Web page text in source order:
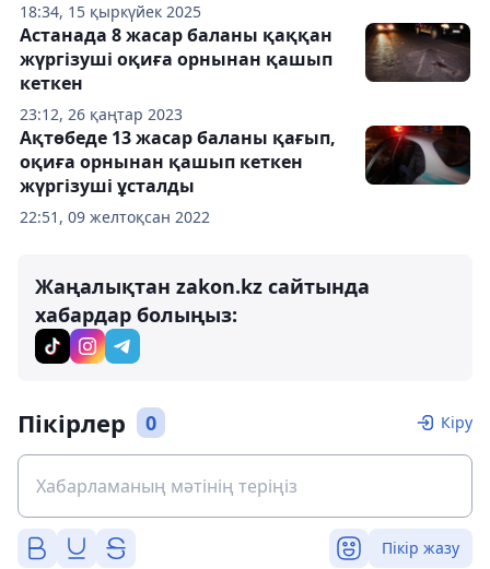
18:34, 15 қыркүйек 2025
23:12, 26 қаңтар 2023
Астанада 8 жасар баланы қаққан
жүргізуші оқиға орнынан қашып
кеткен
22:51, 09 желтоқсан 2022
Ақтөбеде 13 жасар баланы қағып,
оқиға орнынан қашып кеткен
жүргізуші ұсталды
Жаңалықтан zakon.kz сайтында
хабардар болыңыз:
Пікірлер 0 Кіру
Пікір жазу